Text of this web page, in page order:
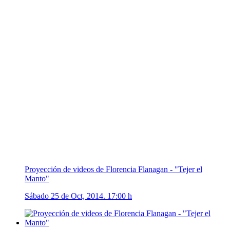
Proyección de videos de Florencia Flanagan - "Tejer el
Manto"
Sábado 25 de Oct, 2014. 17:00 h